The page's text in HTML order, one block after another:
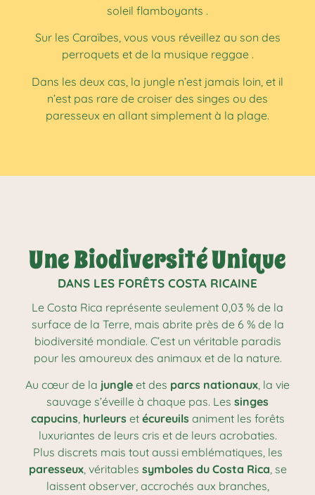
soleil flamboyants .
Sur les Caraïbes, vous vous réveillez au son des
perroquets et de la musique reggae .
Dans les deux cas, la jungle n’est jamais loin, et il
n’est pas rare de croiser des singes ou des
paresseux en allant simplement à la plage.
Une Biodiversité Unique
DANS LES FORÊTS COSTA RICAINE
Le Costa Rica représente seulement 0,03 % de la
surface de la Terre, mais abrite près de 6 % de la
biodiversité mondiale. C’est un véritable paradis
pour les amoureux des animaux et de la nature.
Au cœur de la jungle et des parcs nationaux, la vie
sauvage s’éveille à chaque pas. Les singes
capucins, hurleurset écureuilsaniment les forêts
luxuriantes de leurs cris et de leurs acrobaties.
Plus discrets mais tout aussi emblématiques, les
paresseux, véritables symboles du Costa Rica, se
laissent observer, accrochés aux branches,